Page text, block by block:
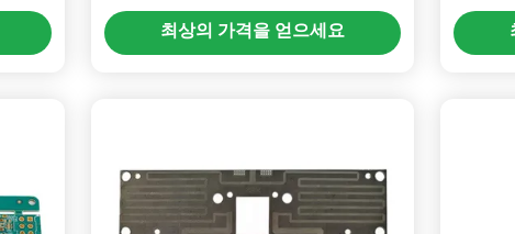
교합니다
최상의 가격을 얻으세요